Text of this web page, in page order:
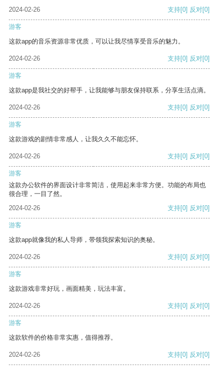
2024-02-26
支持[0] 反对[0]
游客
这款app的音乐资源非常优质，可以让我尽情享受音乐的魅力。
2024-02-26 支持[0] 反对[0]
游客
这款app是我社交的好帮手，让我能够与朋友保持联系，分享生活点滴。
2024-02-26 支持[0] 反对[0]
游客
这款游戏的剧情非常感人，让我久久不能忘怀。
2024-02-26 支持[0] 反对[0]
游客
这款办公软件的界面设计非常简洁，使用起来非常方便。功能的布局也
很合理，一目了然。
2024-02-26
支持[0] 反对[0]
游客
这款app就像我的私人导师，带领我探索知识的奥秘。
2024-02-26 支持[0] 反对[0]
游客
这款游戏非常好玩，画面精美，玩法丰富。
2024-02-26 支持[0] 反对[0]
游客
这款软件的价格非常实惠，值得推荐。
2024-02-26 支持[0] 反对[0]